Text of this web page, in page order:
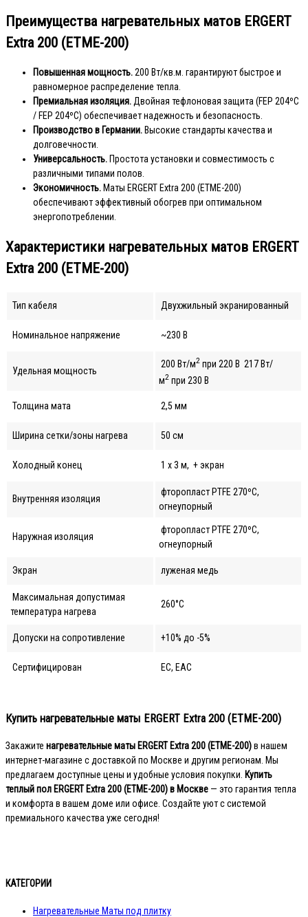
Преимущества нагревательных матов ERGERT
Extra 200 (ETME-200)
Повышенная мощность.200 Вт/кв.м. гарантируют быстрое и
равномерное распределение тепла.
Премиальная изоляция. Двойная тефлоновая защита (FEP 204ºС
/ FEP 204ºС) обеспечивает надежность и безопасность.
Производство в Германии. Высокие стандарты качества и
долговечности.
Универсальность. Простота установки и совместимость с
различными типами полов.
Экономичность. Маты ERGERT Extra 200 (ETME-200)
обеспечивают эффективный обогрев при оптимальном
энергопотреблении.
Характеристики нагревательных матов ERGERT
Extra 200 (ETME-200)
Тип кабеля Двухжильный экранированный
Номинальное напряжение ~230 В
Удельная мощность
200 Вт/м2 при 220 В 217 Вт/
м2 при 230 В
Толщина мата 2,5 мм
Ширина сетки/зоны нагрева 50 см
Холодный конец 1 x 3 м, + экран
Внутренняя изоляция
фторопласт PTFE 270ºС,
огнеупорный
Наружная изоляция
фторопласт PTFE 270ºС,
огнеупорный
Экран луженая медь
Максимальная допустимая
температура нагрева
260°C
Допуски на сопротивление +10% до -5%
Сертифицирован ЕС, EAC
Купить нагревательные маты ERGERT Extra 200 (ETME-200)
Закажите нагревательные маты ERGERT Extra 200 (ETME-200)в нашем
интернет-магазине с доставкой по Москве и другим регионам. Мы
предлагаем доступные цены и удобные условия покупки. Купить
теплый пол ERGERT Extra 200 (ETME-200) в Москве — это гарантия тепла
и комфорта в вашем доме или офисе. Создайте уют с системой
премиального качества уже сегодня!
КАТЕГОРИИ
Нагревательные Маты под плитку